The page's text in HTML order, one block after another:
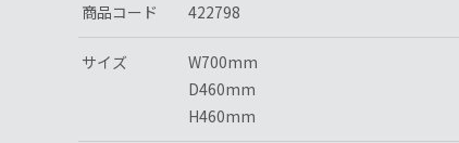
商品コード 422798
サイズ
W700mm
D460mm
H460mm